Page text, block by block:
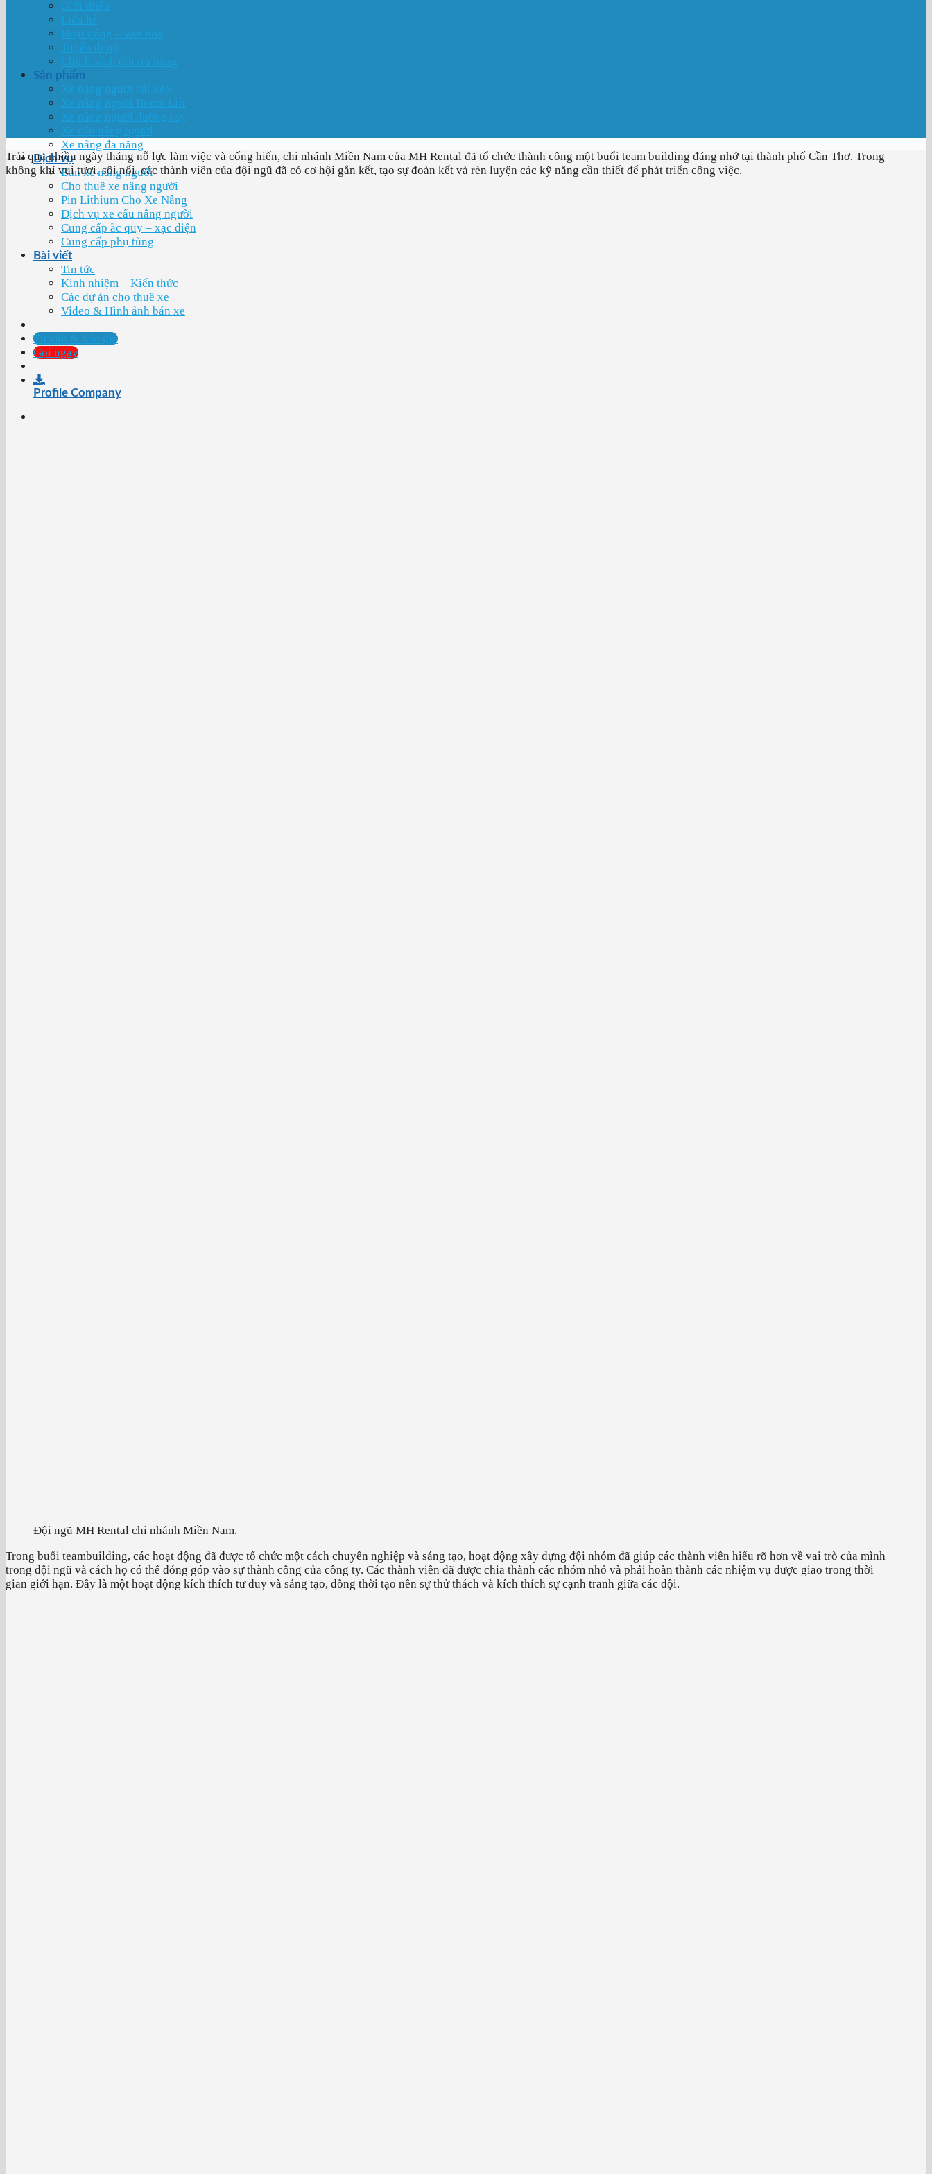
Giới thiệu
Liên hệ
Hoạt động – văn hóa
Tuyển dụng
Chính sách đổi trả hàng
Sản phẩm
Xe nâng người cắt kéo
Xe nâng người Boom Lift
Xe nâng người đường ray
Xe cẩu nâng người
Xe nâng đa năng
Dịch vụ
Bán xe nâng người
Cho thuê xe nâng người
Pin Lithium Cho Xe Nâng
Dịch vụ xe cẩu nâng người
Cung cấp ắc quy – xạc điện
Cung cấp phụ tùng
Bài viết
Tin tức
Kinh nhiệm – Kiến thức
Các dự án cho thuê xe
Video & Hình ảnh bán xe
Tư vấn & báo giá
Gọi ngay
Profile Company
Trải qua nhiều ngày tháng nỗ lực làm việc và cống hiến, chi nhánh Miền Nam của MH Rental đã tổ chức thành công một buổi team building đáng nhớ tại thành phố Cần Thơ. Trong
không khí vui tươi, sôi nổi, các thành viên của đội ngũ đã có cơ hội gắn kết, tạo sự đoàn kết và rèn luyện các kỹ năng cần thiết để phát triển công việc.
Đội ngũ MH Rental chi nhánh Miền Nam.
Trong buổi teambuilding, các hoạt động đã được tổ chức một cách chuyên nghiệp và sáng tạo, hoạt động xây dựng đội nhóm đã giúp các thành viên hiểu rõ hơn về vai trò của mình
trong đội ngũ và cách họ có thể đóng góp vào sự thành công của công ty. Các thành viên đã được chia thành các nhóm nhỏ và phải hoàn thành các nhiệm vụ được giao trong thời
gian giới hạn. Đây là một hoạt động kích thích tư duy và sáng tạo, đồng thời tạo nên sự thử thách và kích thích sự cạnh tranh giữa các đội.